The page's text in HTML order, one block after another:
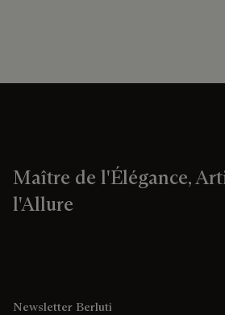
Maître de l'Élégance,
l'Allure
Newsletter Berluti